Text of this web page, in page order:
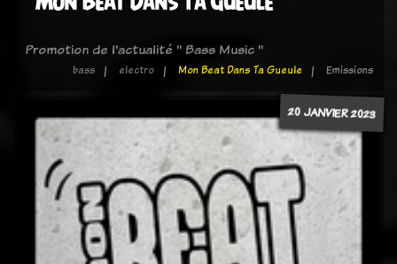
Promotion de l'actualité " Bass Music "
bass electro Mon Beat Dans Ta Gueule Emissions
20 JANVIER 2023